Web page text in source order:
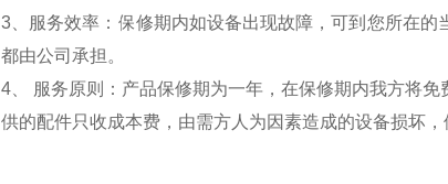
3、服务效率：保修期内如设备出现故障，可到您所在
都由公司承担。
4、 服务原则：产品保修期为一年，在保修期内我方将
供的配件只收成本费，由需方人为因素造成的设备损坏